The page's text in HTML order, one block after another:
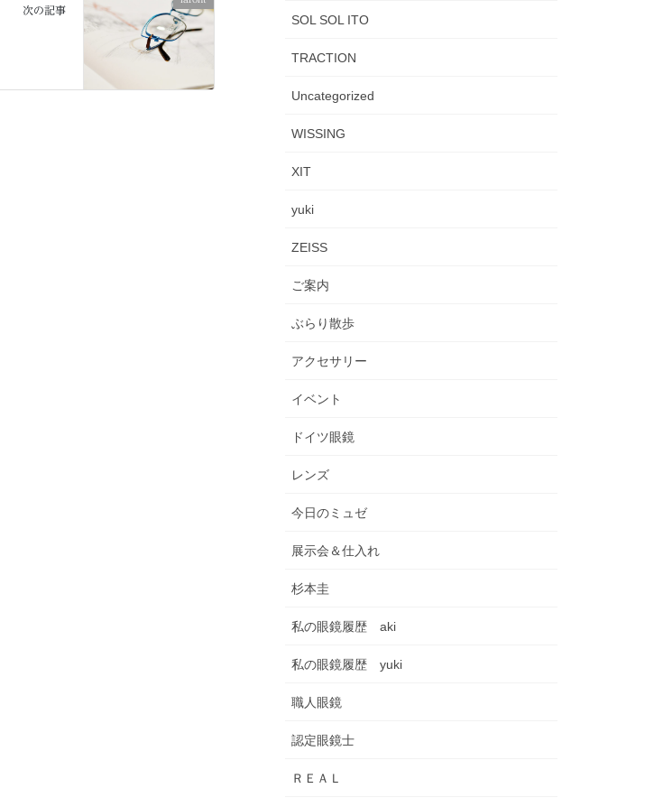
次の記事
SOL SOL ITO
TRACTION
Uncategorized
WISSING
XIT
yuki
ZEISS
ご案内
ぶらり散歩
アクセサリー
イベント
ドイツ眼鏡
レンズ
今日のミュゼ
展示会＆仕入れ
杉本圭
私の眼鏡履歴 aki
私の眼鏡履歴 yuki
職人眼鏡
認定眼鏡士
ＲＥＡＬ